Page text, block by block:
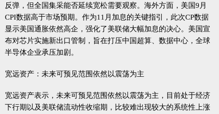
反弹，但全国集采能否延续宽松需要观察。海外方面，美国9月
CPI数据高于市场预期。作为11月加息的关键指引，此次CP数据
显示美国通胀依然高企，强化了美联储大幅加息的决心。美国宣
布对芯片实施新出口管制，旨在打压中国超算、数据中心，全球
半导体企业承压加剧。
宽远资产：未来可预见范围依然以震荡为主
宽远资产表示，未来可预见范围依然以震荡为主，目前处于经济
下行期以及美联储流动性收缩期，比较难出现较大的系统性上涨